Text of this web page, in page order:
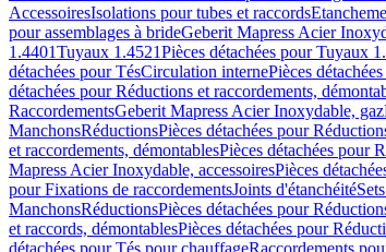
AccessoiresIsolations pour tubes et raccords
pour assemblages à brideGeberit Mapress Acier
1.4401Tuyaux 1.4521Pièces détachées pour Tuyaux
détachées pour TésCirculation internePièces
détachées pour Réductions et raccordements,
RaccordementsGeberit Mapress Acier Inoxydable, gaz
ManchonsRéductionsPièces détachées pour
et raccordements, démontablesPièces détachées pour
Mapress Acier Inoxydable, accessoiresPièces
pour Fixations de raccordementsJoints d'étanchéité
ManchonsRéductionsPièces détachées pour
et raccords, démontablesPièces détachées pour
détachées pour Tés pour chauffageRaccordements